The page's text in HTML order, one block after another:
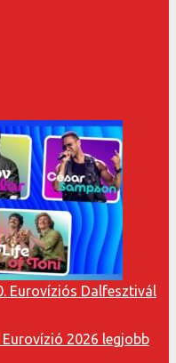
Eurovíziós Dalfesztivál
Eurovízió 2026 legjobb